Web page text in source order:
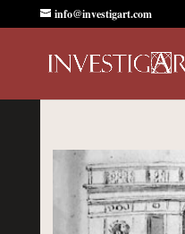
info@investigart.com